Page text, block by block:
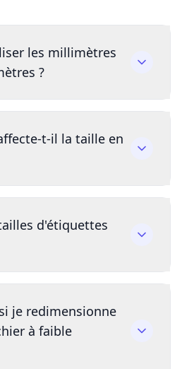
les millimètres
?
t-il la taille en
d'étiquettes
je redimensionne
à faible